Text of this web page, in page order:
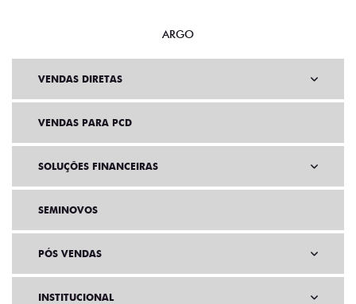
VENDAS PARA PCD
SOLUÇÕES FINANCEIRAS
SEMINOVOS
PÓS VENDAS
INSTITUCIONAL
AGENDE UM TEST DRIVE